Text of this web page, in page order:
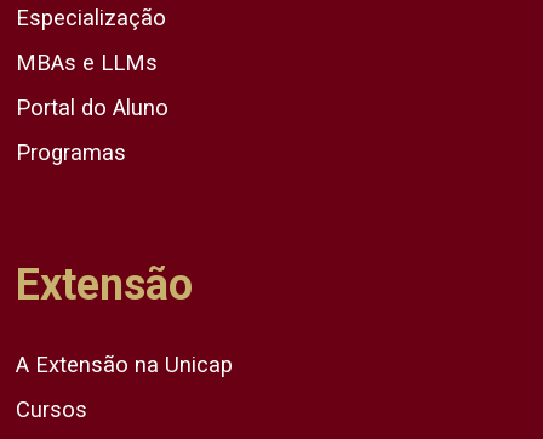
Especialização
MBAs e LLMs
Portal do Aluno
Programas
Extensão
A Extensão na Unicap
Cursos